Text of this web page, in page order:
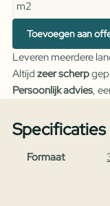
Arena
aantal
m2
Toevoegen aan
Leveren meerdere
Altijd zeer scherp
Persoonlijk advies,
Specificaties
Formaat